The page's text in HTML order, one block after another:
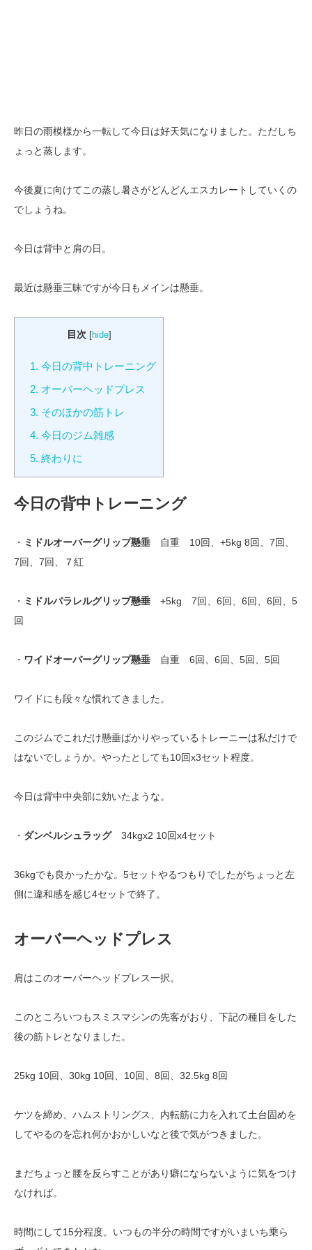
昨日の雨模様から一転して今日は好天気になりました。ただしち
ょっと蒸します。
今後夏に向けてこの蒸し暑さがどんどんエスカレートしていくの
でしょうね。
今日は背中と肩の日。
最近は懸垂三昧ですが今日もメインは懸垂。
目次 hide]
1. 今日の背中トレーニング
2. オーバーヘッドプレス
3. そのほかの筋トレ
4. 今日のジム雑感
5. 終わりに
今日の背中トレーニング
・ ミドルオーバーグリップ懸垂
自重 10回、+5kg 8回、7回、
7回、7回、７紅
・ ミドルパラレルグリップ懸垂 +5kg 7回、6回、6回、6回、5
回
・ ワイドオーバーグリップ懸垂 自重 6回、6回、5回、5回
ワイドにも段々な慣れてきました。
このジムでこれだけ懸垂ばかりやっているトレーニーは私だけで
はないでしょうか。やったとしても10回x3セット程度。
今日は背中中央部に効いたような。
・ ダンベルシュラッグ34kgx2 10回x4セット
36kgでも良かったかな。5セットやるつもりでしたがちょっと左
側に違和感を感じ4セットで終了。
オーバーヘッドプレス
肩はこのオーバーヘッドプレス一択。
このところいつもスミスマシンの先客がおり、下記の種目をした
後の筋トレとなりました。
25kg 10回、30kg 10回、10回、8回、32.5kg 8回
ケツを締め、ハムストリングス、内転筋に力を入れて土台固めを
してやるのを忘れ何かおかしいなと後で気がつきました。
まだちょっと腰を反らすことがあり癖にならないように気をつけ
なければ。
時間にして15分程度。いつもの半分の時間ですがいまいち乗ら